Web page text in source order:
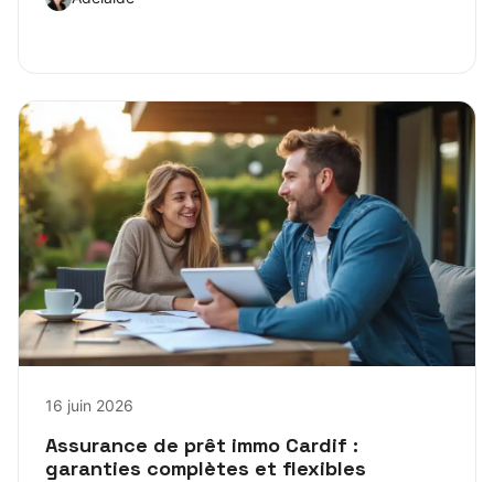
16 juin 2026
Assurance de prêt immo Cardif :
garanties complètes et flexibles